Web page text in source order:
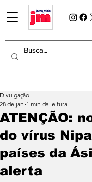
ATENÇÃO:
do vírus
países da
alerta
Divulgação
28 de jan. 1 min de leitura